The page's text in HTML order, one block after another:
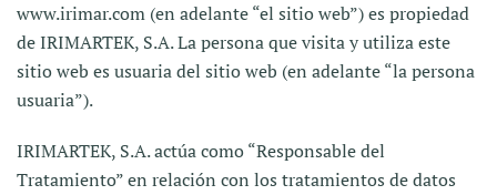
www.irimar.com (en adelante “el sitio web”) es propiedad
de IRIMARTEK, S.A. La persona que visita y utiliza este
sitio web es usuaria del sitio web (en adelante “la persona
usuaria”).
IRIMARTEK, S.A. actúa como “Responsable del
Tratamiento” en relación con los tratamientos de datos